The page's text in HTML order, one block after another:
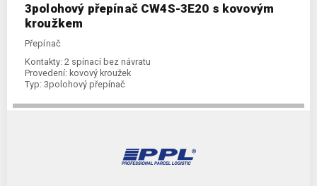
3polohový přepínač CW4S-3E20 s kovovým
kroužkem
Přepínač
Kontakty: 2 spínací bez návratu
Provedení: kovový kroužek
Typ: 3polohový přepínač